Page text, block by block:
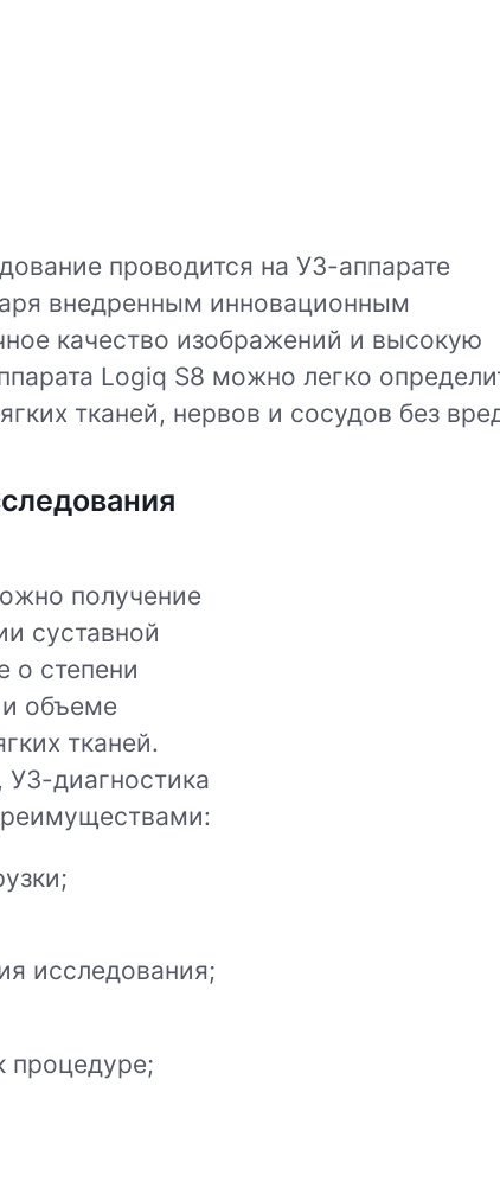
проводится на УЗ-аппарате
внедренным инновационным
качество изображений и высокую
Logiq S8 можно легко
тканей, нервов и сосудов без
получение
суставной
о степени
и объеме
тканей.
диагностика
исследования;
процедуре;